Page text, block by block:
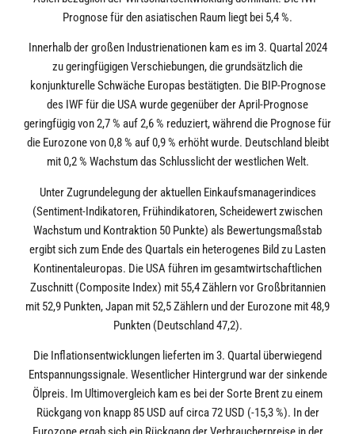
Prognose für den asiatischen Raum liegt bei 5,4 %.
Innerhalb der großen Industrienationen kam es im 3. Quartal 2024
zu geringfügigen Verschiebungen, die grundsätzlich die
konjunkturelle Schwäche Europas bestätigten. Die BIP-Prognose
des IWF für die USA wurde gegenüber der April-Prognose
geringfügig von 2,7 % auf 2,6 % reduziert, während die Prognose für
die Eurozone von 0,8 % auf 0,9 % erhöht wurde. Deutschland bleibt
mit 0,2 % Wachstum das Schlusslicht der westlichen Welt.
Unter Zugrundelegung der aktuellen Einkaufsmanagerindices
(Sentiment-Indikatoren, Frühindikatoren, Scheidewert zwischen
Wachstum und Kontraktion 50 Punkte) als Bewertungsmaßstab
ergibt sich zum Ende des Quartals ein heterogenes Bild zu Lasten
Kontinentaleuropas. Die USA führen im gesamtwirtschaftlichen
Zuschnitt (Composite Index) mit 55,4 Zählern vor Großbritannien
mit 52,9 Punkten, Japan mit 52,5 Zählern und der Eurozone mit 48,9
Punkten (Deutschland 47,2).
Die Inflationsentwicklungen lieferten im 3. Quartal überwiegend
Entspannungssignale. Wesentlicher Hintergrund war der sinkende
Ölpreis. Im Ultimovergleich kam es bei der Sorte Brent zu einem
Rückgang von knapp 85 USD auf circa 72 USD (-15,3 %). In der